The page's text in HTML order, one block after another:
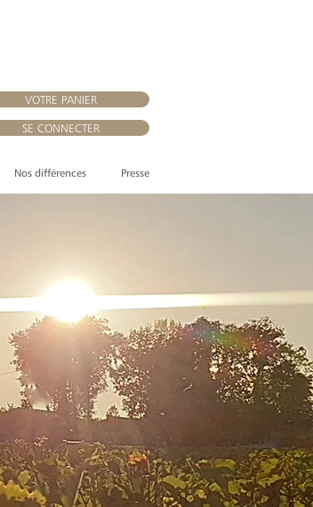
VOTRE PANIER
SE CONNECTER
Nos différences Presse